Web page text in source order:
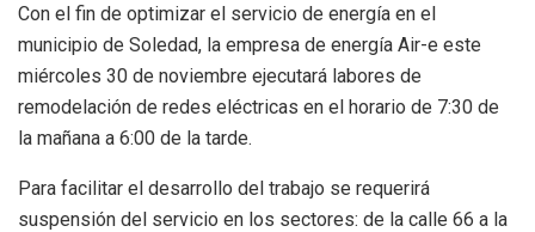
Con el fin de optimizar el servicio de energía en el
municipio de Soledad, la empresa de energía Air-e este
miércoles 30 de noviembre ejecutará labores de
remodelación de redes eléctricas en el horario de 7:30 de
la mañana a 6:00 de la tarde.
Para facilitar el desarrollo del trabajo se requerirá
suspensión del servicio en los sectores: de la calle 66 a la